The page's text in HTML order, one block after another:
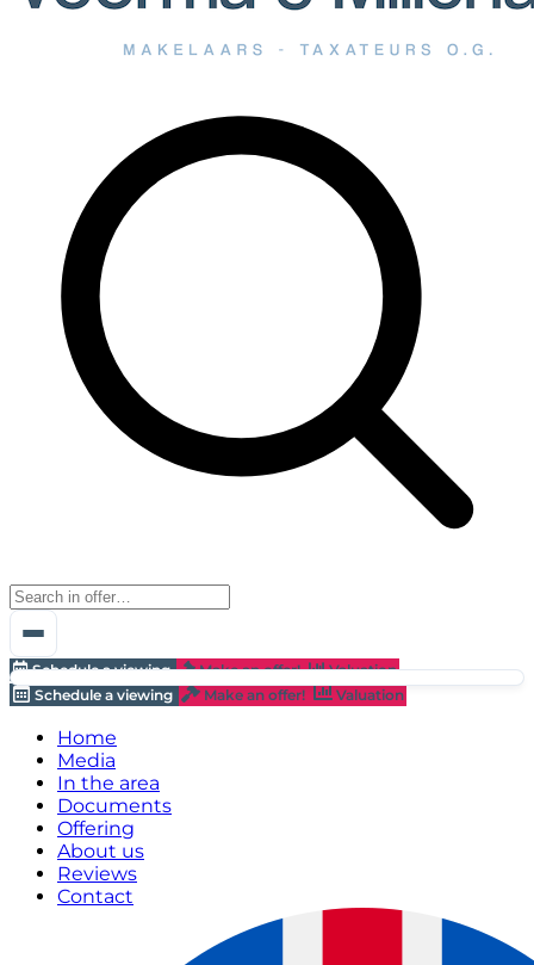
Schedule a viewing Make an offer!
Valuation
Schedule a viewing
Make an offer! Valuation
Home
Media
In the area
Documents
Offering
About us
Reviews
Contact